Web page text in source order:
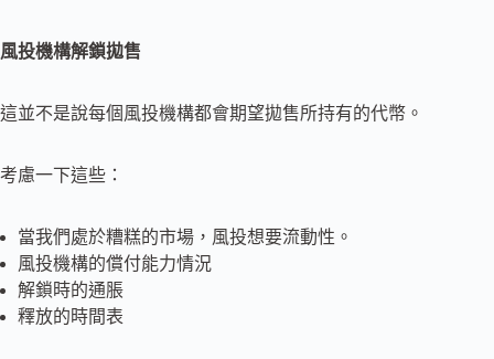
風投機構解鎖拋售
這並不是說每個風投機構都會期望拋售所持有的代幣。
考慮一下這些：
當我們處於糟糕的市場，風投想要流動性。
風投機構的償付能力情況
解鎖時的通脹
釋放的時間表